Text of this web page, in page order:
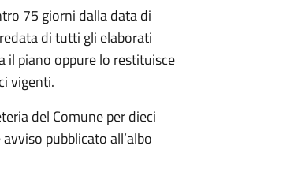
75 giorni dalla data di
di tutti gli elaborati
il piano oppure lo restituisce
vigenti.
del Comune per dieci
pubblicato all’albo